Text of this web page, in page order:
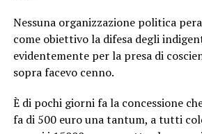
Nessuna organizzazione politica
come obiettivo la difesa degli
evidentemente per la presa di
sopra facevo cenno.
È di pochi giorni fa la concessione
fa di 500 euro una tantum, a tutti